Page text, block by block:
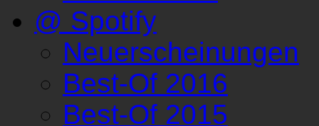
@ Spotify
Neuerscheinungen
Best-Of 2016
Best-Of 2015